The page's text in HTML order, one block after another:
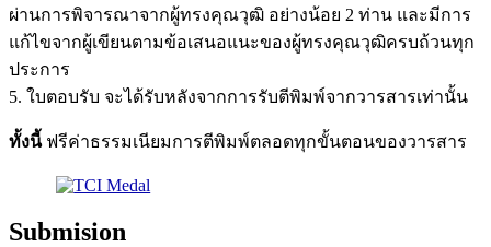
ผ่านการพิจารณาจากผู้ทรงคุณวุฒิ อย่างน้อย 2 ท่าน และมีการ
แก้ไขจากผู้เขียนตามข้อเสนอแนะของผู้ทรงคุณวุฒิครบถ้วนทุก
ประการ
5. ใบตอบรับ จะได้รับหลังจากการรับตีพิมพ์จากวารสารเท่านั้น
ทั้งนี้ฟรีค่าธรรมเนียมการตีพิมพ์ตลอดทุกขั้นตอนของวารสาร
Submision